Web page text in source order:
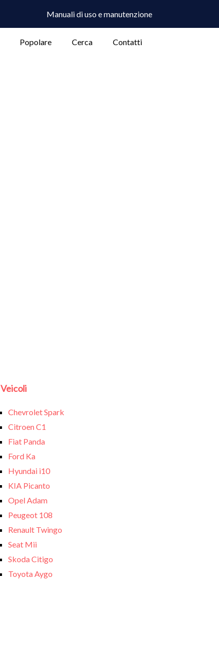
Manuali di uso e manutenzione
Popolare Cerca Contatti
Veicoli
Chevrolet Spark
Citroen C1
Fiat Panda
Ford Ka
Hyundai i10
KIA Picanto
Opel Adam
Peugeot 108
Renault Twingo
Seat Mii
Skoda Citigo
Toyota Aygo